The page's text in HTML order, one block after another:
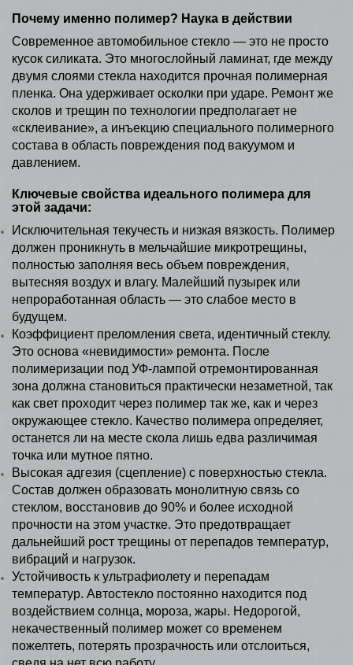
Почему именно полимер? Наука в действии
Современное автомобильное стекло — это не просто
кусок силиката. Это многослойный ламинат, где между
двумя слоями стекла находится прочная полимерная
пленка. Она удерживает осколки при ударе. Ремонт же
сколов и трещин по технологии предполагает не
«склеивание», а инъекцию специального полимерного
состава в область повреждения под вакуумом и
давлением.
Ключевые свойства идеального полимера для
этой задачи:
Исключительная текучесть и низкая вязкость. Полимер
должен проникнуть в мельчайшие микротрещины,
полностью заполняя весь объем повреждения,
вытесняя воздух и влагу. Малейший пузырек или
непроработанная область — это слабое место в
будущем.
Коэффициент преломления света, идентичный стеклу.
Это основа «невидимости» ремонта. После
полимеризации под УФ-лампой отремонтированная
зона должна становиться практически незаметной, так
как свет проходит через полимер так же, как и через
окружающее стекло. Качество полимера определяет,
останется ли на месте скола лишь едва различимая
точка или мутное пятно.
Высокая адгезия (сцепление) с поверхностью стекла.
Состав должен образовать монолитную связь со
стеклом, восстановив до 90% и более исходной
прочности на этом участке. Это предотвращает
дальнейший рост трещины от перепадов температур,
вибраций и нагрузок.
Устойчивость к ультрафиолету и перепадам
температур. Автостекло постоянно находится под
воздействием солнца, мороза, жары. Недорогой,
некачественный полимер может со временем
пожелтеть, потерять прозрачность или отслоиться,